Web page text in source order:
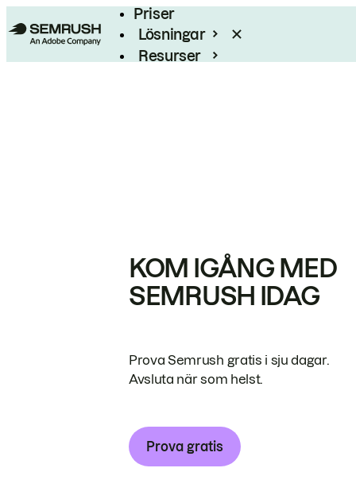
Priser
Lösningar
Resurser
KOM IGÅNG MED
SEMRUSH IDAG
Prova Semrush gratis i sju dagar.
Avsluta när som helst.
Prova gratis